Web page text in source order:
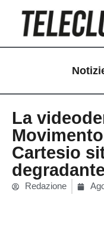
contenuto
La
Cartesio
Redazione